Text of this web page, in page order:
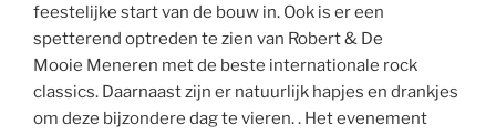
feestelijke start van de bouw in. Ook is er een
spetterend optreden te zien van Robert & De
Mooie Meneren met de beste internationale rock
classics. Daarnaast zijn er natuurlijk hapjes en drankjes
om deze bijzondere dag te vieren. . Het evenement